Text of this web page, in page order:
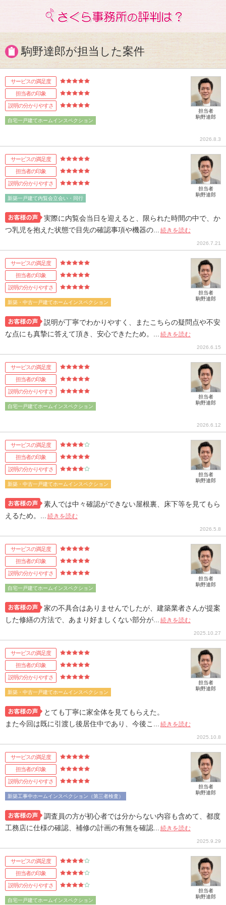
駒野達郎が担当した案件
サービスの満足度
担当者の印象
説明の分かりやすさ
自宅一戸建てホームインスペクション
担当者
駒野達郎
2026.8.3
サービスの満足度
担当者の印象
説明の分かりやすさ
新築一戸建て内覧会立会い・同行
担当者
駒野達郎
実際に内覧会当日を迎えると、限られた時間の中で、か
つ乳児を抱えた状態で目先の確認事項や機器の...
続きを読む
2026.7.21
サービスの満足度
担当者の印象
説明の分かりやすさ
新築・中古一戸建てホームインスペクション
担当者
駒野達郎
説明が丁寧でわかりやすく、またこちらの疑問点や不安
な点にも真摯に答えて頂き、安心できたため。...
続きを読む
2026.6.15
サービスの満足度
担当者の印象
説明の分かりやすさ
自宅一戸建てホームインスペクション
担当者
駒野達郎
2026.6.12
サービスの満足度
担当者の印象
説明の分かりやすさ
新築・中古一戸建てホームインスペクション
担当者
駒野達郎
素人では中々確認ができない屋根裏、床下等を見てもら
えるため。...
続きを読む
2026.5.8
サービスの満足度
担当者の印象
説明の分かりやすさ
自宅一戸建てホームインスペクション
担当者
駒野達郎
家の不具合はありませんでしたが、建築業者さんが提案
した修繕の方法で、あまり好ましくない部分が...
続きを読む
2025.10.27
サービスの満足度
担当者の印象
説明の分かりやすさ
新築・中古一戸建てホームインスペクション
担当者
駒野達郎
とても丁寧に家全体を見てもらえた。
また今回は既に引渡し後居住中であり、今後こ...
続きを読む
2025.10.8
サービスの満足度
担当者の印象
説明の分かりやすさ
新築工事中ホームインスペクション（第三者検査）
担当者
駒野達郎
調査員の方が初心者では分からない内容も含めて、都度
工務店に仕様の確認、補修の計画の有無を確認...
続きを読む
2025.9.29
サービスの満足度
担当者の印象
説明の分かりやすさ
自宅一戸建てホームインスペクション
担当者
駒野達郎